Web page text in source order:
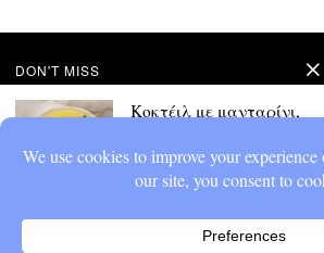
DON'T MISS
Κοκτέιλ με μανταρίνι,
Μαζεύτηκαν πολλά
μανταρίνια στο ψυγείο;
Κοκτέιλ με μανταρίνι,